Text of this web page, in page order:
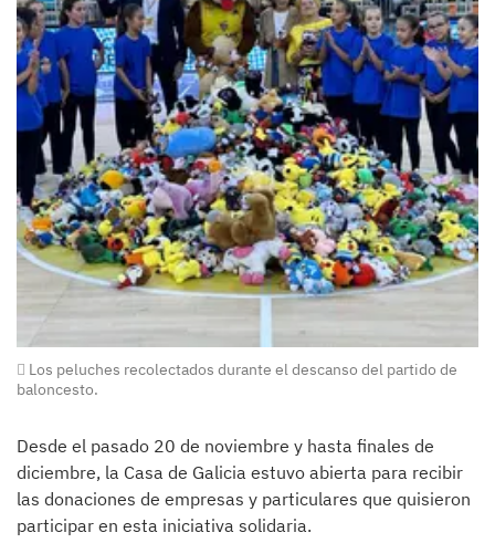
Los peluches recolectados durante el descanso del partido de
baloncesto.
Desde el pasado 20 de noviembre y hasta finales de
diciembre, la Casa de Galicia estuvo abierta para recibir
las donaciones de empresas y particulares que quisieron
participar en esta iniciativa solidaria.